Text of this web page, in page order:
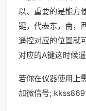
以、重要的是能方
键，代表东，南，
遥控对应的位置就
对应的A键这时候
若你在仪器使用上
加微信号;